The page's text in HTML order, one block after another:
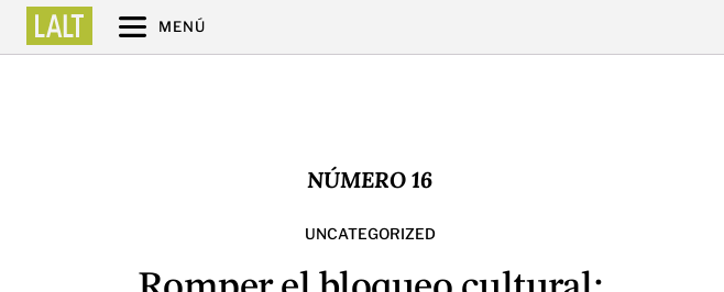
MENÚ
NÚMERO 16
UNCATEGORIZED